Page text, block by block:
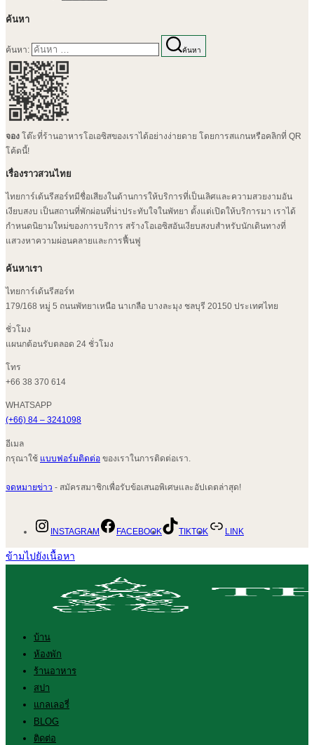
ค้นหา
ค้นหา: ค้นหา
จอง โต๊ะที่ร้านอาหารโอเอซิสของเราได้อย่างง่ายดาย โดยการสแกนหรือคลิกที่ QR
โค้ดนี้!
เรื่องราวสวนไทย
ไทยการ์เด้นรีสอร์ทมีชื่อเสียงในด้านการให้บริการที่เป็นเลิศและความสวยงามอัน
เงียบสงบ เป็นสถานที่พักผ่อนที่น่าประทับใจในพัทยา ตั้งแต่เปิดให้บริการมา เราได้
กำหนดนิยามใหม่ของการบริการ สร้างโอเอซิสอันเงียบสงบสำหรับนักเดินทางที่
แสวงหาความผ่อนคลายและการฟื้นฟู
ค้นหาเรา
ไทยการ์เด้นรีสอร์ท
179/168 หมู่ 5 ถนนพัทยาเหนือ นาเกลือ บางละมุง ชลบุรี 20150 ประเทศไทย
ชั่วโมง
แผนกต้อนรับตลอด 24 ชั่วโมง
โทร
+66 38 370 614
WHATSAPP
(+66) 84 – 3241098
อีเมล
กรุณาใช้ แบบฟอร์มติดต่อ ของเราในการติดต่อเรา.
จดหมายข่าว - สมัครสมาชิกเพื่อรับข้อเสนอพิเศษและอัปเดตล่าสุด!
INSTAGRAM FACEBOOK TIKTOK LINK
ข้ามไปยังเนื้อหา
บ้าน
ห้องพัก
ร้านอาหาร
สปา
แกลเลอรี่
BLOG
ติดต่อ